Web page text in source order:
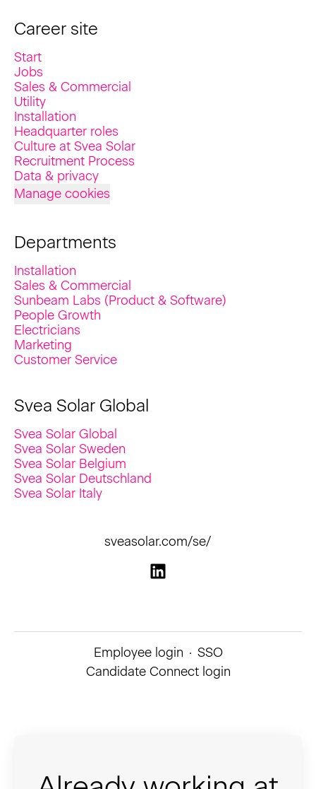
Career site
Start
Jobs
Sales & Commercial
Utility
Installation
Headquarter roles
Culture at Svea Solar
Recruitment Process
Data & privacy
Manage cookies
Departments
Installation
Sales & Commercial
Sunbeam Labs (Product & Software)
People Growth
Electricians
Marketing
Customer Service
Svea Solar Global
Svea Solar Global
Svea Solar Sweden
Svea Solar Belgium
Svea Solar Deutschland
Svea Solar Italy
sveasolar.com/se/
Employee login · SSO
Candidate Connect login